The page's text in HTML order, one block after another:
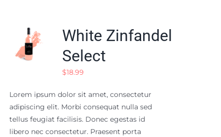
Pension
Contact & accès
White Zinfandel
Select
$18.99
Lorem ipsum dolor sit amet, consectetur
adipiscing elit. Morbi consequat nulla sed
tellus feugiat facilisis. Donec egestas id
libero nec consectetur. Praesent porta